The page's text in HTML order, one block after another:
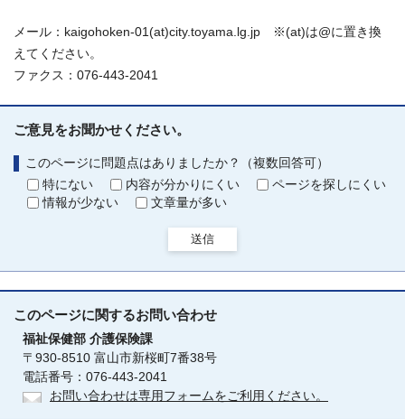
メール：kaigohoken-01(at)city.toyama.lg.jp ※(at)は@に置き換
えてください。
ファクス：076-443-2041
ご意見をお聞かせください。
このページに問題点はありましたか？（複数回答可）
特にない
内容が分かりにくい
ページを探しにくい
情報が少ない
文章量が多い
送信
このページに関するお問い合わせ
福祉保健部 介護保険課
〒930-8510 富山市新桜町7番38号
電話番号：076-443-2041
お問い合わせは専用フォームをご利用ください。